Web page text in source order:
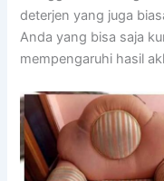
deterjen уаng јugа
Andа уаng bіѕа ѕаја
mempengaruhi hasil